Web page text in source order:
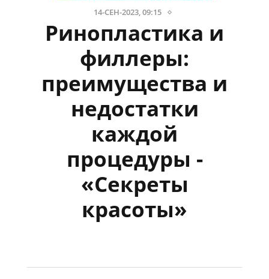
14-СЕН-2023, 09:15
Ринопластика и
филлеры:
преимущества и
недостатки
каждой
процедуры -
«Секреты
красоты»